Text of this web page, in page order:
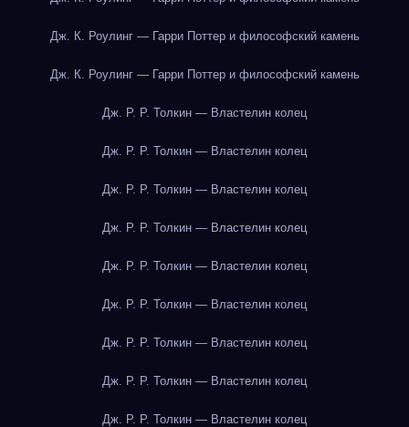
Дж. К. Роулинг — Гарри Поттер и философский камень
Дж. К. Роулинг — Гарри Поттер и философский камень
Дж. Р. Р. Толкин — Властелин колец
Дж. Р. Р. Толкин — Властелин колец
Дж. Р. Р. Толкин — Властелин колец
Дж. Р. Р. Толкин — Властелин колец
Дж. Р. Р. Толкин — Властелин колец
Дж. Р. Р. Толкин — Властелин колец
Дж. Р. Р. Толкин — Властелин колец
Дж. Р. Р. Толкин — Властелин колец
Дж. Р. Р. Толкин — Властелин колец